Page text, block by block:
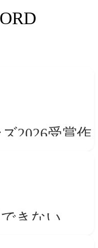
2026受賞作
ド体験」
きない